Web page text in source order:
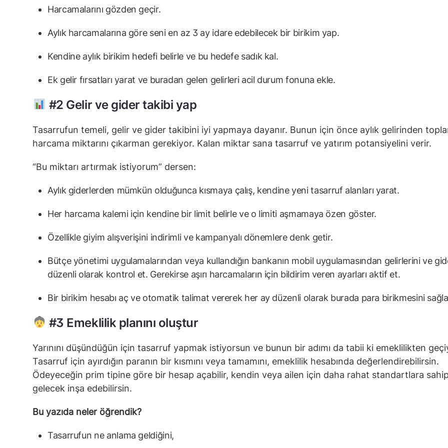
Harcamalarını gözden geçir.
Aylık harcamalarına göre seni en az 3 ay idare edebilecek bir birikim yap.
Kendine aylık birikim hedefi belirle ve bu hedefe sadık kal.
Ek gelir fırsatları yarat ve buradan gelen gelirleri acil durum fonuna ekle.
#2 Gelir ve gider takibi yap
Tasarrufun temeli, gelir ve gider takibini iyi yapmaya dayanır. Bunun için önce aylık gelirinden
harcama miktarını çıkarman gerekiyor. Kalan miktar sana tasarruf ve yatırım potansiyelini verir.
“Bu miktarı artırmak istiyorum” dersen:
Aylık giderlerden mümkün olduğunca kısmaya çalış, kendine yeni tasarruf alanları yarat.
Her harcama kalemi için kendine bir limit belirle ve o limiti aşmamaya özen göster.
Özellikle giyim alışverişini indirimli ve kampanyalı dönemlere denk getir.
Bütçe yönetimi uygulamalarından veya kullandığın bankanın mobil uygulamasından gelirlerini ve
düzenli olarak kontrol et. Gerekirse aşırı harcamaların için bildirim veren ayarları aktif et.
Bir birikim hesabı aç ve otomatik talimat vererek her ay düzenli olarak burada para birikmesini
#3 Emeklilik planını oluştur
Yarınını düşündüğün için tasarruf yapmak istiyorsun ve bunun bir adımı da tabii ki emeklilikten
Tasarruf için ayırdığın paranın bir kısmını veya tamamını, emeklilik hesabında değerlendirebilirsin.
Ödeyeceğin prim tipine göre bir hesap açabilir, kendin veya ailen için daha rahat standartlara
gelecek inşa edebilirsin.
Bu yazıda neler öğrendik?
Tasarrufun ne anlama geldiğini,